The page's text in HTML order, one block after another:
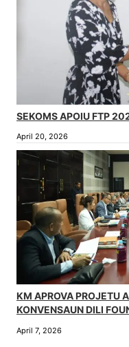
SEKOMS APOIU FTP
April 20, 2026
KM APROVA PROJETU
KONVENSAUN DILI
April 7, 2026